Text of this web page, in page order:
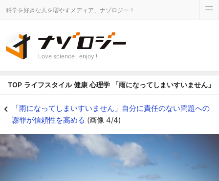
科学を好きな人を増やすメディア、ナゾロジー！
Love science , enjoy !
TOP ライフスタイル 健康 心理学 「雨になってしまいすいません
「雨になってしまいすいません」自分に責任のない問題への
謝罪が信頼性を高める (画像 4/4)